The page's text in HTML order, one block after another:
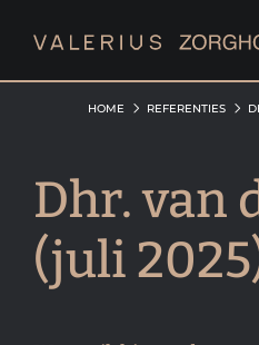
HOME REFERENTIES
Dhr. van
(juli